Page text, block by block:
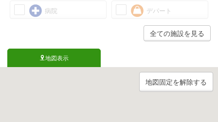
病院 デパート
全ての施設を見る
地図表示
地図固定を解除する